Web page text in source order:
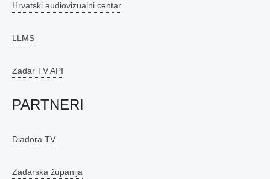
Hrvatski audiovizualni centar
LLMS
Zadar TV API
PARTNERI
Diadora TV
Zadarska županija